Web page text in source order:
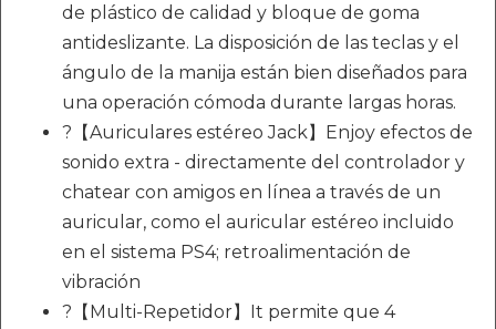
de plástico de calidad y bloque de goma
antideslizante. La disposición de las teclas y el
ángulo de la manija están bien diseñados para
una operación cómoda durante largas horas.
?【Auriculares estéreo Jack】Enjoy efectos de
sonido extra - directamente del controlador y
chatear con amigos en línea a través de un
auricular, como el auricular estéreo incluido
en el sistema PS4; retroalimentación de
vibración
?【Multi-Repetidor】It permite que 4